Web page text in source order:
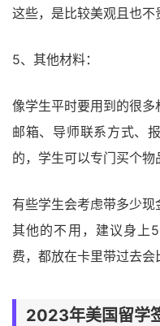
这些，是比较美观且也不
5、其他材料：
像学生平时要用到的很多
邮箱、导师联系方式、
的，学生可以专门买个物
有些学生会考虑带多少现
其他的不用，建议身上
费，都放在卡里带过去会
2023年美国留学